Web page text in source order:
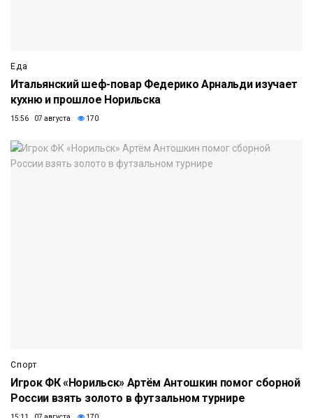
Еда
Итальянский шеф-повар Федерико Арнальди изучает
кухню и прошлое Норильска
15:56 07 августа 170
Спорт
Игрок ФК «Норильск» Артём Антошкин помог сборной
России взять золото в футзальном турнире